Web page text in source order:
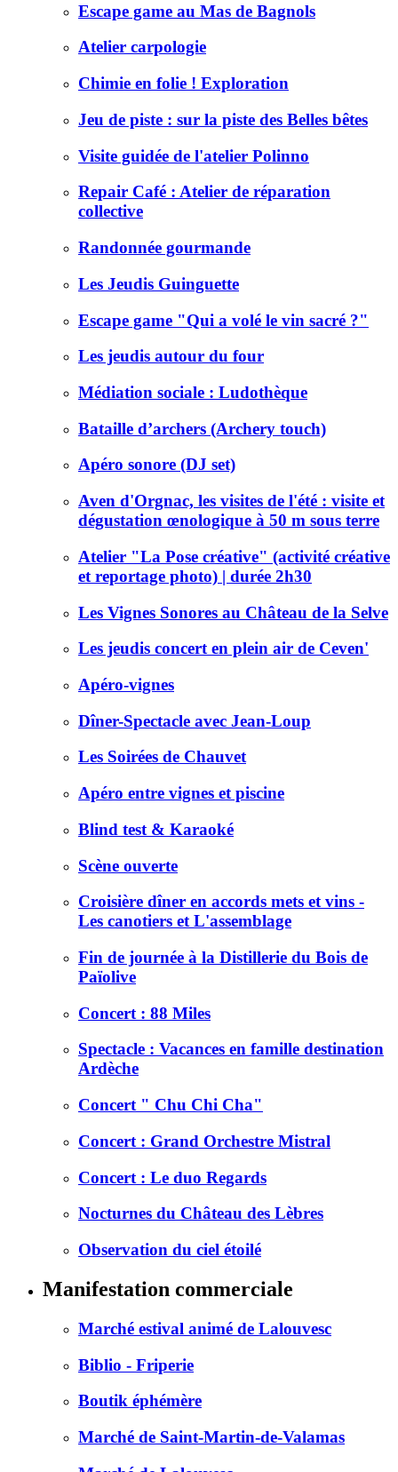
Escape game au Mas de Bagnols
Atelier carpologie
Chimie en folie ! Exploration
Jeu de piste : sur la piste des Belles bêtes
Visite guidée de l'atelier Polinno
Repair Café : Atelier de réparation
collective
Randonnée gourmande
Les Jeudis Guinguette
Escape game "Qui a volé le vin sacré ?"
Les jeudis autour du four
Médiation sociale : Ludothèque
Bataille d’archers (Archery touch)
Apéro sonore (DJ set)
Aven d'Orgnac, les visites de l'été : visite et
dégustation œnologique à 50 m sous terre
Atelier "La Pose créative" (activité créative
et reportage photo) | durée 2h30
Les Vignes Sonores au Château de la Selve
Les jeudis concert en plein air de Ceven'
Apéro-vignes
Dîner-Spectacle avec Jean-Loup
Les Soirées de Chauvet
Apéro entre vignes et piscine
Blind test & Karaoké
Scène ouverte
Croisière dîner en accords mets et vins -
Les canotiers et L'assemblage
Fin de journée à la Distillerie du Bois de
Païolive
Concert : 88 Miles
Spectacle : Vacances en famille destination
Ardèche
Concert " Chu Chi Cha"
Concert : Grand Orchestre Mistral
Concert : Le duo Regards
Nocturnes du Château des Lèbres
Observation du ciel étoilé
Manifestation commerciale
Marché estival animé de Lalouvesc
Biblio - Friperie
Boutik éphémère
Marché de Saint-Martin-de-Valamas